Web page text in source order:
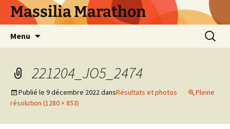
AllerMassilia Marathon
Menu
221204_JO5_2474
Publié le 9 décembre 2022dansRésultats et photos
Pleine
résolution (1280 × 853)